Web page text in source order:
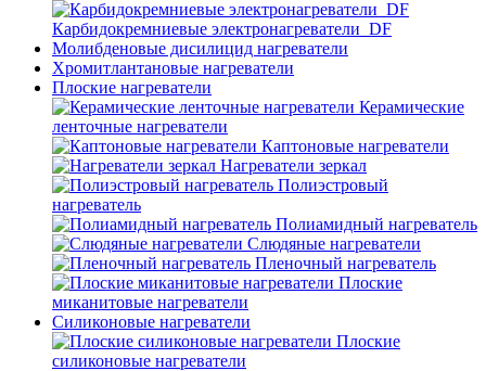
Карбидокремниевые электронагреватели_DF
Молибденовые дисилицид нагреватели
Хромитлантановые нагреватели
Плоские нагреватели
Керамические
ленточные нагреватели
Каптоновые нагреватели
Нагреватели зеркал
Полиэстровый
нагреватель
Полиамидный нагреватель
Слюдяные нагреватели
Пленочный нагреватель
Плоские
миканитовые нагреватели
Силиконовые нагреватели
Плоские
силиконовые нагреватели